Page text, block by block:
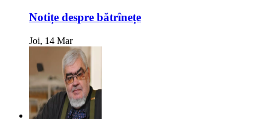
Notițe despre bătrînețe
Joi, 14 Mar